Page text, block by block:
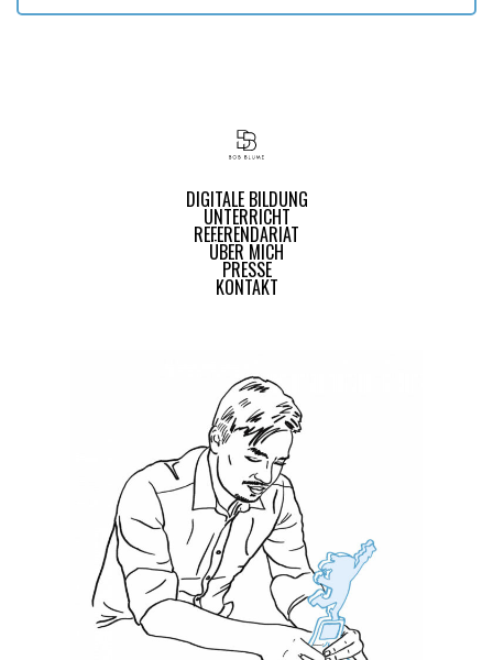
DIGITALE BILDUNG
UNTERRICHT
REFERENDARIAT
ÜBER MICH
PRESSE
KONTAKT